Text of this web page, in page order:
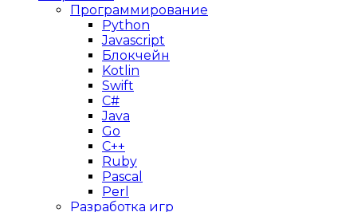
Программирование
Python
Javascript
Блокчейн
Kotlin
Swift
C#
Java
Go
C++
Ruby
Pascal
Perl
Разработка игр